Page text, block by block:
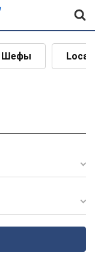
Шефы Local